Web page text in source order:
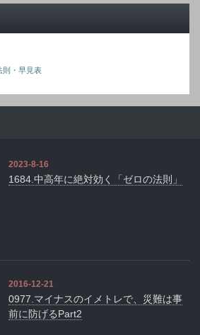
則・早見表
2023-8-16
1684.中高年に絶対効く「ゼロの法則」
2016-12-21
0977.マイナスのイメトレで、災難は事
前に防げるPart2